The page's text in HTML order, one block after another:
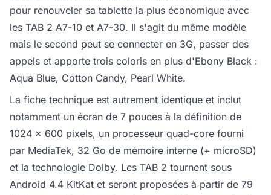
pour renouveler sa tablette la plus économique avec
les TAB 2 A7-10 et A7-30. Il s'agit du même modèle
mais le second peut se connecter en 3G, passer des
appels et apporte trois coloris en plus d'Ebony Black :
Aqua Blue, Cotton Candy, Pearl White.
La fiche technique est autrement identique et inclut
notamment un écran de 7 pouces à la définition de
1024 x 600 pixels, un processeur quad-core fourni
par MediaTek, 32 Go de mémoire interne (+ microSD)
et la technologie Dolby. Les TAB 2 tournent sous
Android 4.4 KitKat et seront proposées à partir de 79